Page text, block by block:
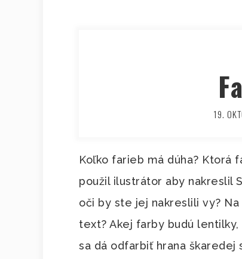
19.
Koľko farieb má dúha? Ktorá
použil ilustrátor aby nakreslil
oči by ste jej nakreslili vy?
text? Akej farby budú
sa dá odfarbiť hrana škaredej